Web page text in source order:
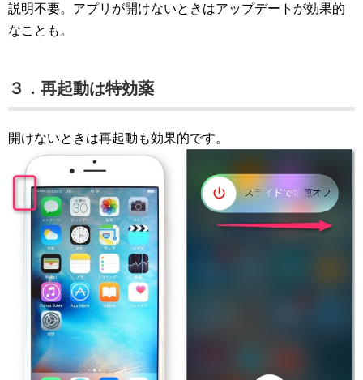
説明不要。アプリが開けないときはアップデートが効果的
なことも。
３．再起動は特効薬
開けないときは再起動も効果的です。